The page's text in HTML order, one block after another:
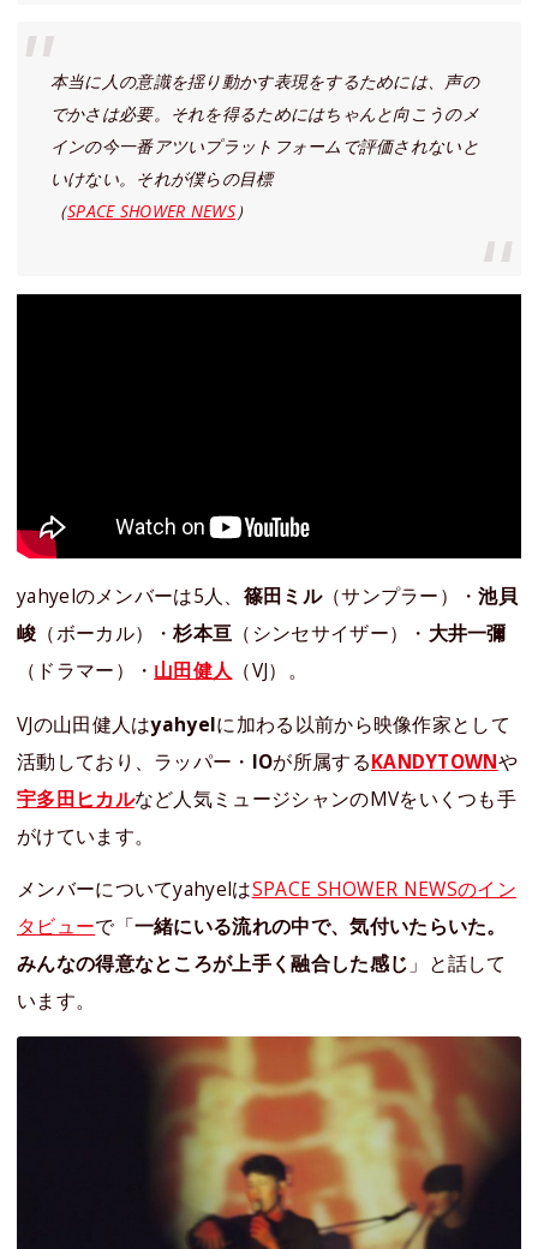
本当に人の意識を揺り動かす表現をするためには、声の
でかさは必要。それを得るためにはちゃんと向こうのメ
インの今一番アツいプラットフォームで評価されないと
いけない。それが僕らの目標
（SPACE SHOWER NEWS）
yahyelのメンバーは5人、 篠田ミル（サンプラー）・池貝
峻 （ボーカル）・杉本亘 （シンセサイザー）・ 大井一彌
（ドラマー）・ 山田健人 （VJ）。
VJの山田健人はyahyelに加わる以前から映像作家として
活動しており、ラッパー・ IOが所属するKANDYTOWNや
宇多田ヒカルなど人気ミュージシャンのMVをいくつも手
がけています。
メンバーについてyahyelはSPACE SHOWER NEWSのイン
タビューで「一緒にいる流れの中で、気付いたらいた。
みんなの得意なところが上手く融合した感じ」と話して
います。